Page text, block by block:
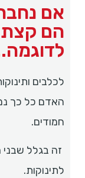
אם
הם קצת
לכלבים
האדם כל כך
חמודים.
זה בגלל שבני
לתינוקות.